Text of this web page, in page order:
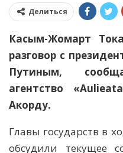
Делиться
Касым-Жомарт
разговор с
Путиным,
агентство
Акорду.
Главы государств в
обсудили текущее